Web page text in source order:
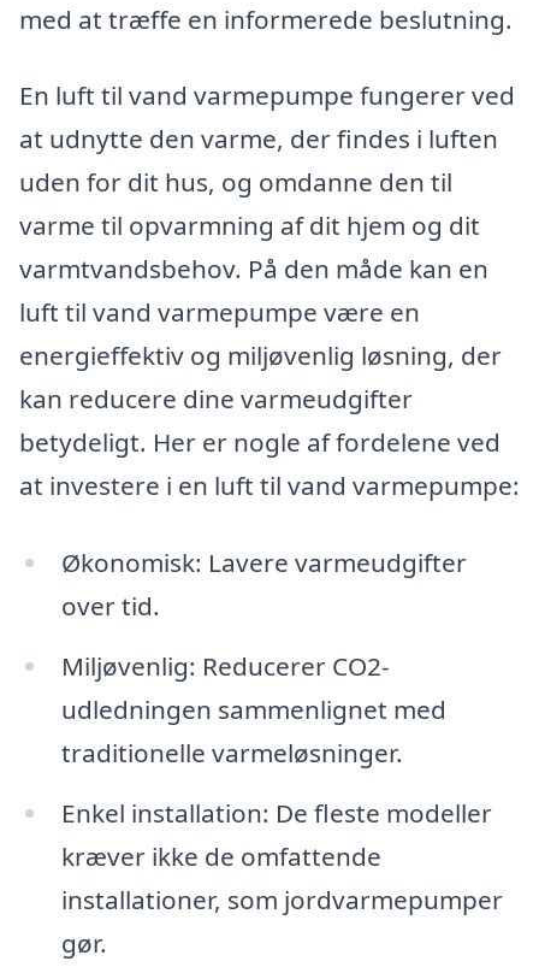
med at træffe en informerede beslutning.
En luft til vand varmepumpe fungerer ved
at udnytte den varme, der findes i luften
uden for dit hus, og omdanne den til
varme til opvarmning af dit hjem og dit
varmtvandsbehov. På den måde kan en
luft til vand varmepumpe være en
energieffektiv og miljøvenlig løsning, der
kan reducere dine varmeudgifter
betydeligt. Her er nogle af fordelene ved
at investere i en luft til vand varmepumpe:
Økonomisk: Lavere varmeudgifter
over tid.
Miljøvenlig: Reducerer CO2-
udledningen sammenlignet med
traditionelle varmeløsninger.
Enkel installation: De fleste modeller
kræver ikke de omfattende
installationer, som jordvarmepumper
gør.